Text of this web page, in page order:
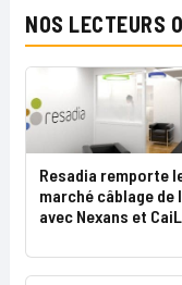
NOS LECTEURS
Resadia remporte
marché câblage de
avec Nexans et